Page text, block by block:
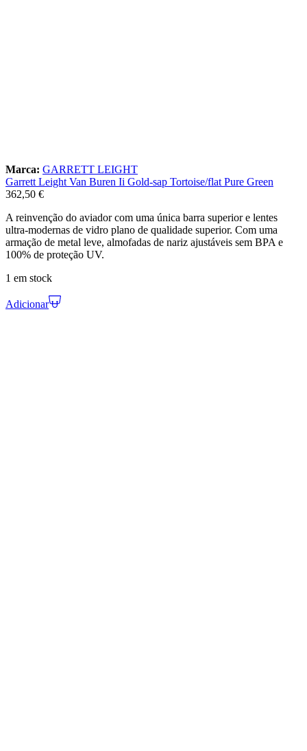
Marca: GARRETT LEIGHT
Garrett Leight Van Buren Ii Gold-sap Tortoise/flat Pure Green
362,50 €
A reinvenção do aviador com uma única barra superior e lentes
ultra-modernas de vidro plano de qualidade superior. Com uma
armação de metal leve, almofadas de nariz ajustáveis sem BPA e
100% de proteção UV.
1 em stock
Adicionar